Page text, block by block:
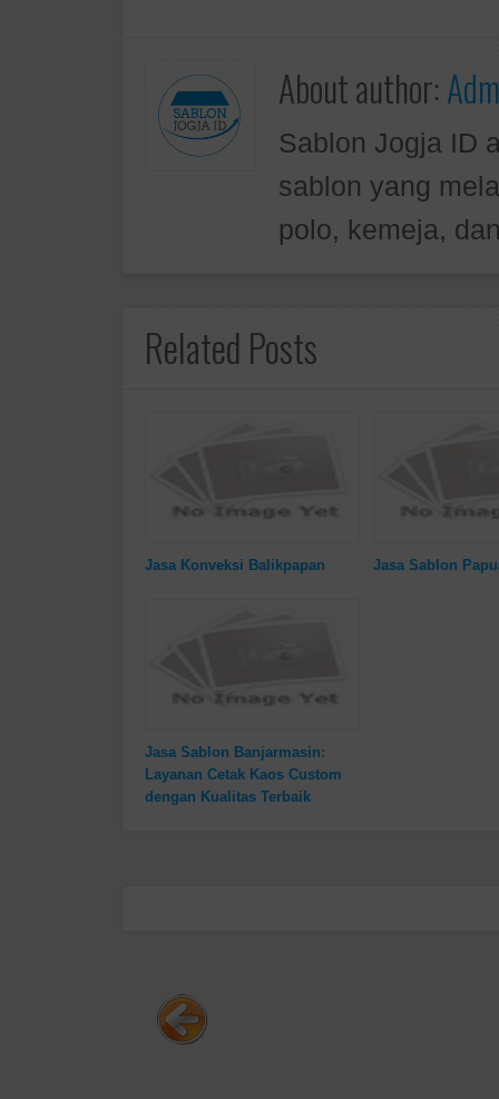
About author:
Sablon Jogja ID
sablon yang
polo, kemeja,
Related Posts
Jasa Konveksi Balikpapan Jasa Sablon
Jasa Sablon Banjarmasin:
Layanan Cetak Kaos Custom
dengan Kualitas Terbaik